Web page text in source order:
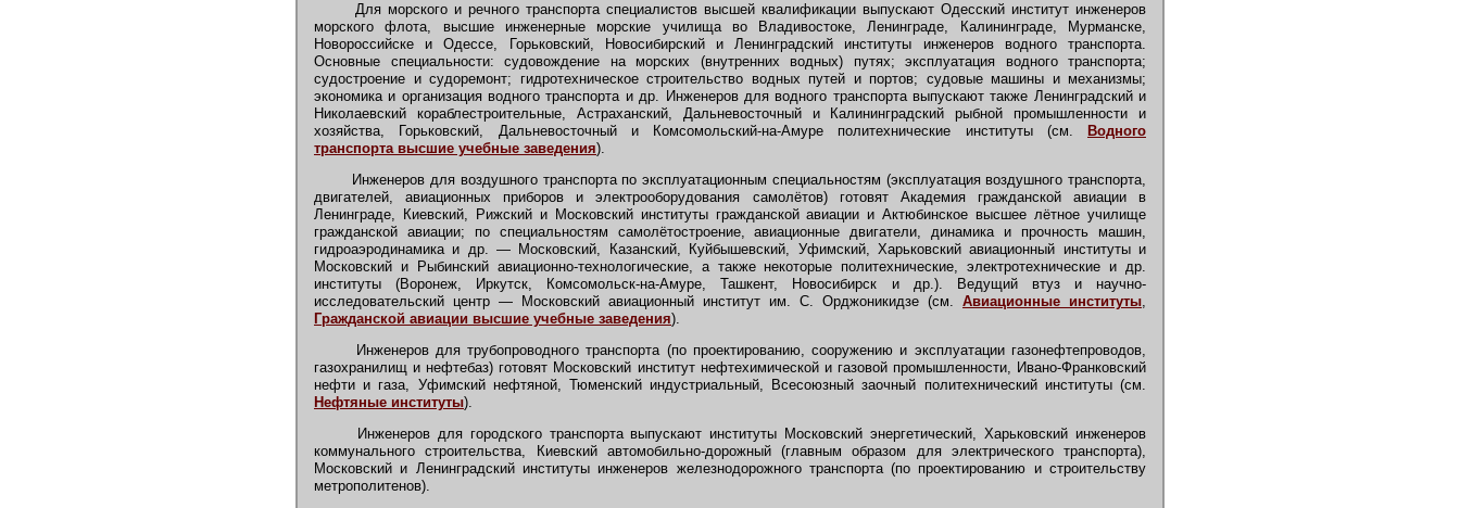
Для морского и речного транспорта специалистов высшей квалификации выпускают Одесский институт инженеров
морского флота, высшие инженерные морские училища во Владивостоке, Ленинграде, Калининграде, Мурманске,
Новороссийске и Одессе, Горьковский, Новосибирский и Ленинградский институты инженеров водного транспорта.
Основные специальности: судовождение на морских (внутренних водных) путях; эксплуатация водного транспорта;
судостроение и судоремонт; гидротехническое строительство водных путей и портов; судовые машины и механизмы;
экономика и организация водного транспорта и др. Инженеров для водного транспорта выпускают также Ленинградский и
Николаевский кораблестроительные, Астраханский, Дальневосточный и Калининградский рыбной промышленности и
хозяйства, Горьковский, Дальневосточный и Комсомольский-на-Амуре политехнические институты (см.
Водного
транспорта высшие учебные заведения).
Инженеров для воздушного транспорта по эксплуатационным специальностям (эксплуатация воздушного транспорта,
двигателей, авиационных приборов и электрооборудования самолётов) готовят Академия гражданской авиации в
Ленинграде, Киевский, Рижский и Московский институты гражданской авиации и Актюбинское высшее лётное училище
гражданской авиации; по специальностям самолётостроение, авиационные двигатели, динамика и прочность машин,
гидроаэродинамика и др. — Московский, Казанский, Куйбышевский, Уфимский, Харьковский авиационный институты и
Московский и Рыбинский авиационно-технологические, а также некоторые политехнические, электротехнические и др.
институты (Воронеж, Иркутск, Комсомольск-на-Амуре, Ташкент, Новосибирск и др.). Ведущий втуз и научно-
исследовательский центр — Московский авиационный институт им. С. Орджоникидзе (см. Авиационные институты,
Гражданской авиации высшие учебные заведения).
Инженеров для трубопроводного транспорта (по проектированию, сооружению и эксплуатации газонефтепроводов,
газохранилищ и нефтебаз) готовят Московский институт нефтехимической и газовой промышленности, Ивано-Франковский
нефти и газа, Уфимский нефтяной, Тюменский индустриальный, Всесоюзный заочный политехнический институты (см.
Нефтяные институты).
Инженеров для городского транспорта выпускают институты Московский энергетический, Харьковский инженеров
коммунального строительства, Киевский автомобильно-дорожный (главным образом для электрического транспорта),
Московский и Ленинградский институты инженеров железнодорожного транспорта (по проектированию и строительству
метрополитенов).